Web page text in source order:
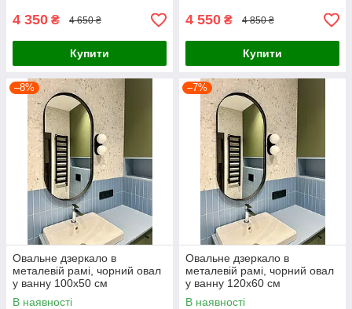
4 350 ₴ 4 650 ₴
Купити
4 550 ₴ 4 850 ₴
Купити
–8%
Овальне дзеркало в
металевій рамі, чорний овал
у ванну 100х50 см
В наявності
–7%
Овальне дзеркало в
металевій рамі, чорний овал
у ванну 120х60 см
В наявності